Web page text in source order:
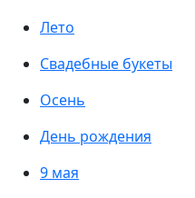
Лето
Свадебные букеты
Осень
День рождения
9 мая